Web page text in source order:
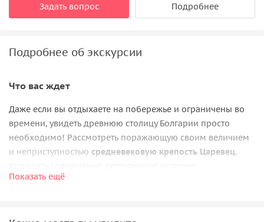
Задать вопрос Подробнее
Подробнее об экскурсии
Что вас ждет
Даже если вы отдыхаете на побережье и ограничены во
времени, увидеть древнюю столицу Болгарии просто
необходимо! Рассмотреть поражающую своим величием
и неприступностью средневековую крепость Царевец.
возникновения Тырновграда в XII веке, а затем
Показать ещё